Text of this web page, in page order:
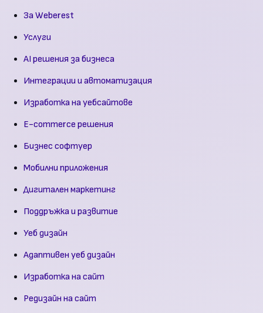
За Weberest
Услуги
AI решения за бизнеса
Интеграции и автоматизация
Изработка на уебсайтове
E-commerce решения
Бизнес софтуер
Мобилни приложения
Дигитален маркетинг
Поддръжка и развитие
Уеб дизайн
Адаптивен уеб дизайн
Изработка на сайт
Редизайн на сайт